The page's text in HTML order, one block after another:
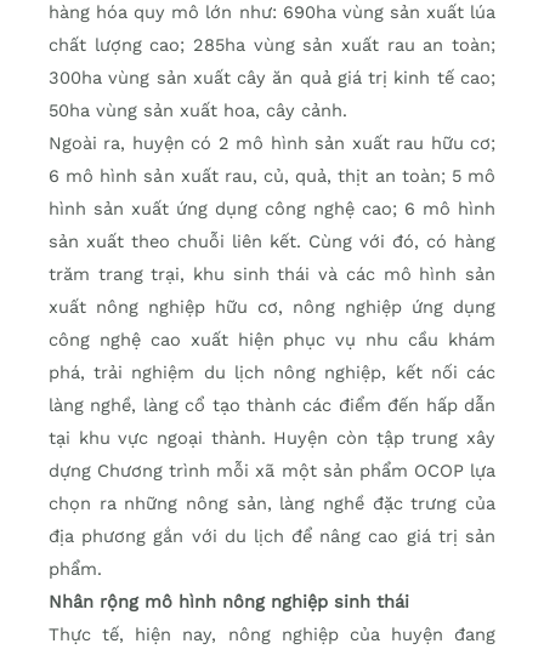
hàng hóa quy mô lớn như: 690ha vùng sản xuất lúa
chất lượng cao; 285ha vùng sản xuất rau an toàn;
300ha vùng sản xuất cây ăn quả giá trị kinh tế cao;
50ha vùng sản xuất hoa, cây cảnh.
Ngoài ra, huyện có 2 mô hình sản xuất rau hữu cơ;
6 mô hình sản xuất rau, củ, quả, thịt an toàn; 5 mô
hình sản xuất ứng dụng công nghệ cao; 6 mô hình
sản xuất theo chuỗi liên kết. Cùng với đó, có hàng
trăm trang trại, khu sinh thái và các mô hình sản
xuất nông nghiệp hữu cơ, nông nghiệp ứng dụng
công nghệ cao xuất hiện phục vụ nhu cầu khám
phá, trải nghiệm du lịch nông nghiệp, kết nối các
làng nghề, làng cổ tạo thành các điểm đến hấp dẫn
tại khu vự­­­­­c ngoại thành. Huyện còn tập trung xây
dựng Chương trình mỗi xã một sản phẩm OCOP lựa
chọn ra những nông sản, làng nghề đặc trưng của
địa phương gắn với du lịch để nâng cao giá trị sản
phẩm.
Nhân rộng mô hình nông nghiệp sinh thái
Thực tế, hiện nay, nông nghiệp của huyện đang